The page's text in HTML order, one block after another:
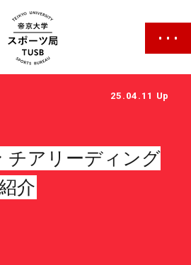
ツ局
いて
25.04.11 Up
チアリーディング
介